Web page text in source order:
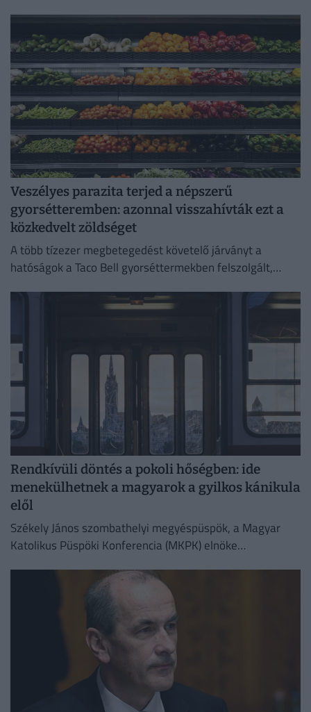
Veszélyes parazita terjed a népszerű
gyorsétteremben: azonnal visszahívták ezt a
közkedvelt zöldséget
A több tízezer megbetegedést követelő járványt a
hatóságok a Taco Bell gyorséttermekben felszolgált,
Rendkívüli döntés a pokoli hőségben: ide
menekülhetnek a magyarok a gyilkos kánikula
elől
Székely János szombathelyi megyéspüspök, a Magyar
Katolikus Püspöki Konferencia (MKPK) elnöke
megnyitását kérte a nap legmelegebb óráiban